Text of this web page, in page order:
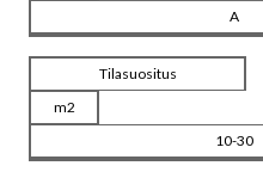
A
Tilasuositus
m2
10-30